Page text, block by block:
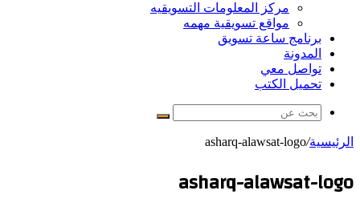
مركز المعلومات التسويقيه
مواقع تسويقية مهمه
برنامج ساعة تسويق
المدونة
تواصل معي
تحميل الكتب
بحث
الرئيسية/
asharq-alawsat-logo
asharq-alawsat-logo